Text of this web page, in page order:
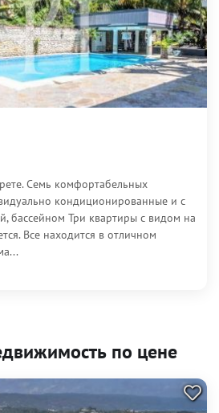
Семь комфортабельных
кондиционированные и с
бассейном Три квартиры с видом на
Все находится в отличном
по цене